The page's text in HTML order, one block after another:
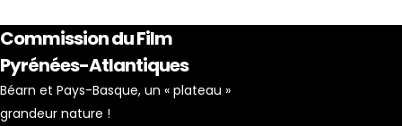
Commission du Film
Pyrénées-Atlantiques
Béarn et Pays-Basque, un « plateau »
grandeur nature !